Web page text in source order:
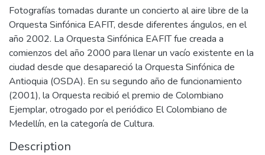
Fotografías tomadas durante un concierto al aire libre de la
Orquesta Sinfónica EAFIT, desde diferentes ángulos, en el
año 2002. La Orquesta Sinfónica EAFIT fue creada a
comienzos del año 2000 para llenar un vacío existente en la
ciudad desde que desapareció la Orquesta Sinfónica de
Antioquia (OSDA). En su segundo año de funcionamiento
(2001), la Orquesta recibió el premio de Colombiano
Ejemplar, otrogado por el periódico El Colombiano de
Medellín, en la categoría de Cultura.
Description